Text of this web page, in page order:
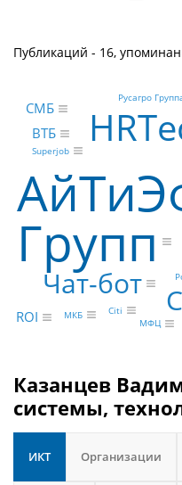
Публикаций - 16,
Групп
Чат-бот
ВТБ
СМБ
ROI МКБ
Русагро
Superjob
Citi
МФЦ
Казанцев
системы,
ИКТ Организации